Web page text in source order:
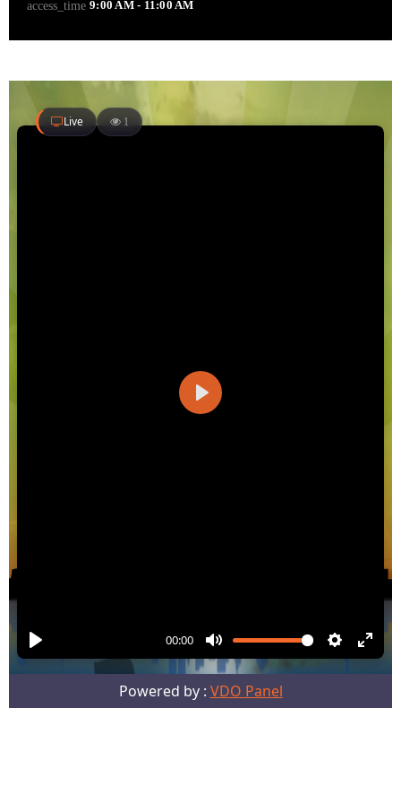
access_time 9:00 AM - 11:00 AM